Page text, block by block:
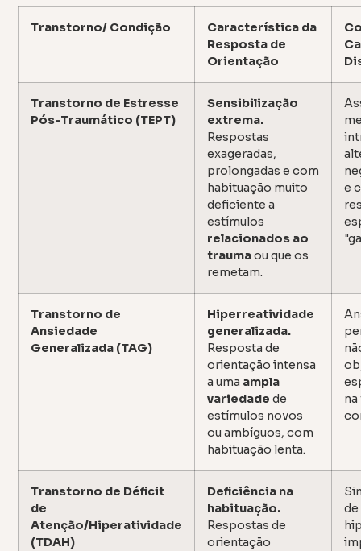
Transtorno/ Condição
Característica da
Resposta de
Orientação
Transtorno de Estresse
Pós-Traumático (TEPT)
Sensibilização
extrema.
Respostas
exageradas,
prolongadas e com
habituação muito
deficiente a
estímulos
relacionados ao
traumaou que os
remetam.
e
Transtorno de
Ansiedade
Generalizada (TAG)
Hiperreatividade
generalizada.
Resposta de
orientação intensa
a uma ampla
variedade de
estímulos novos
ou ambíguos, com
habituação lenta.
Transtorno de Déficit
de
Atenção/Hiperatividade
(TDAH)
Deficiência na
habituação.
Respostas de
orientação